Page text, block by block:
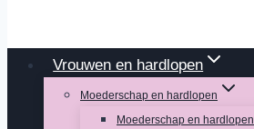
Vrouwen en hardlopen
Moederschap en hardlopen
Moederschap en hardlopen